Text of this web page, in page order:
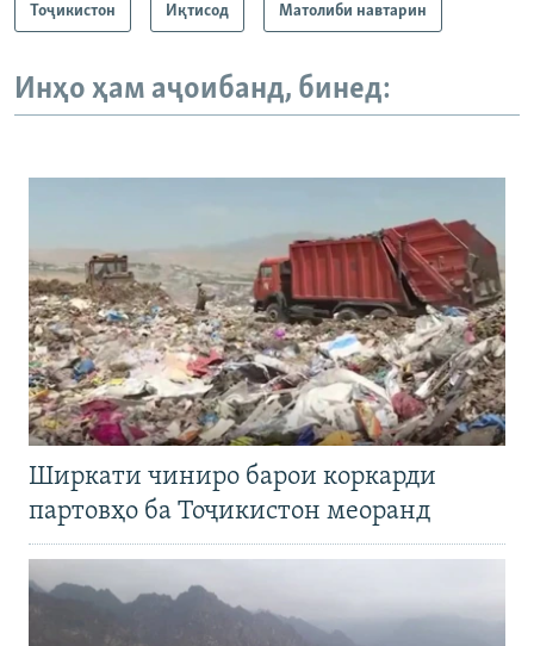
Тоҷикистон Иқтисод Матолиби навтарин
Инҳо ҳам аҷоибанд, бинед:
Ширкати чиниро барои коркарди
партовҳо ба Тоҷикистон меоранд